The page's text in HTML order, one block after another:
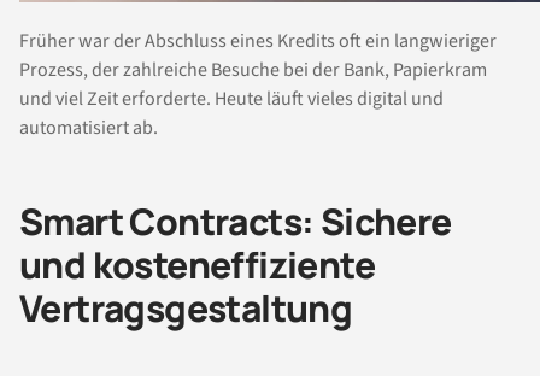
Früher war der Abschluss eines Kredits oft ein langwieriger
Prozess, der zahlreiche Besuche bei der Bank, Papierkram
und viel Zeit erforderte. Heute läuft vieles digital und
automatisiert ab.
Smart Contracts: Sichere
und kosteneffiziente
Vertragsgestaltung